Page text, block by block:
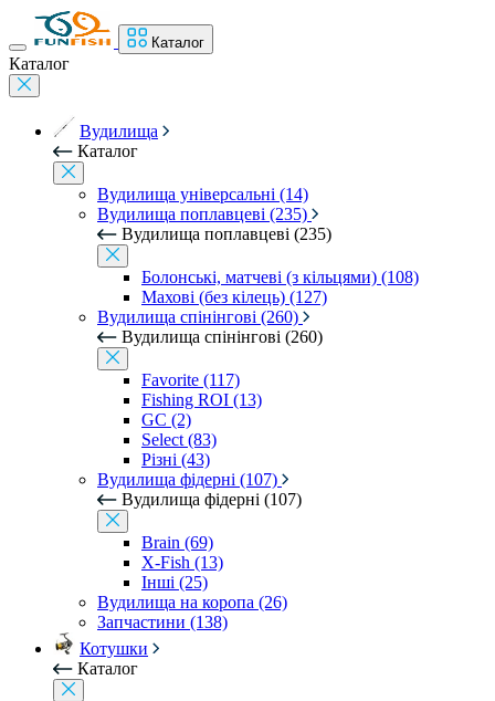
Каталог
Каталог
Вудилища
Каталог
Вудилища універсальні (14)
Вудилища поплавцеві (235)
Вудилища поплавцеві (235)
Болонські, матчеві (з кільцями) (108)
Махові (без кілець) (127)
Вудилища спінінгові (260)
Вудилища спінінгові (260)
Favorite (117)
Fishing ROI (13)
GC (2)
Select (83)
Різні (43)
Вудилища фідерні (107)
Вудилища фідерні (107)
Brain (69)
X-Fish (13)
Інші (25)
Вудилища на коропа (26)
Запчастини (138)
Котушки
Каталог